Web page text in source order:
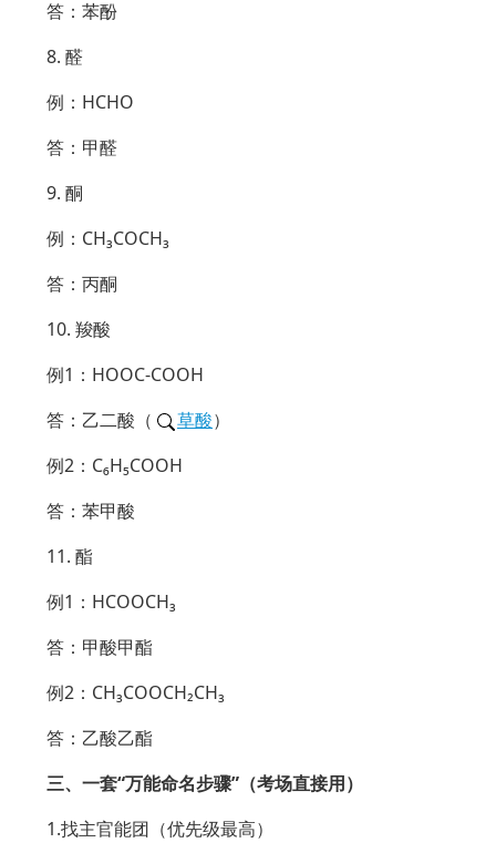
答：苯酚
8. 醛
例：HCHO
答：甲醛
9. 酮
例：CH₃COCH₃
答：丙酮
10. 羧酸
例1：HOOC-COOH
答：乙二酸（
草酸）
例2：C₆H₅COOH
答：苯甲酸
11. 酯
例1：HCOOCH₃
答：甲酸甲酯
例2：CH₃COOCH₂CH₃
答：乙酸乙酯
三、一套“万能命名步骤”（考场直接用）
1.找主官能团（优先级最高）